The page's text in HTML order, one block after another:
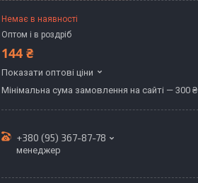
Немає в наявності
Оптом і в роздріб
144 ₴
Показати оптові ціни
Мінімальна сума замовлення на сайті — 300 ₴
+380 (95) 367-87-78
менеджер